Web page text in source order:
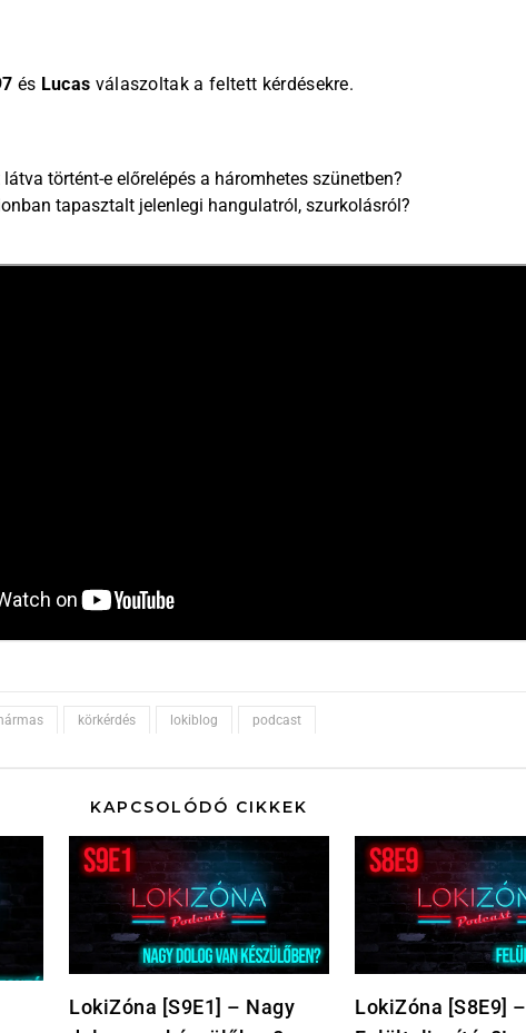
és Lucas válaszoltak a feltett kérdésekre.
történt-e előrelépés a háromhetes szünetben?
tapasztalt jelenlegi hangulatról, szurkolásról?
körkérdés lokiblog podcast
KAPCSOLÓDÓ CIKKEK
LokiZóna [S9E1] – Nagy
LokiZóna [S8E9] –